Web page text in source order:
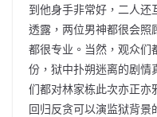
到他身手非常好，二人还
透露，两位男神都很会照
都很专业。当然，观众们
份，狱中扑朔迷离的剧情
们都对林家栋此次亦正亦
回归反贪可以演监狱背景